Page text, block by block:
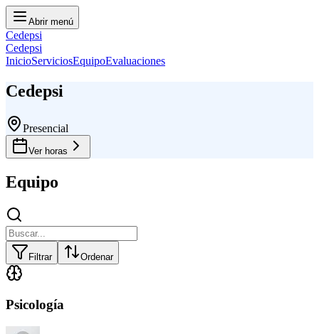
Abrir menú
Cedepsi
Cedepsi
InicioServiciosEquipoEvaluaciones
Cedepsi
Presencial
Ver horas
Equipo
Filtrar Ordenar
Psicología